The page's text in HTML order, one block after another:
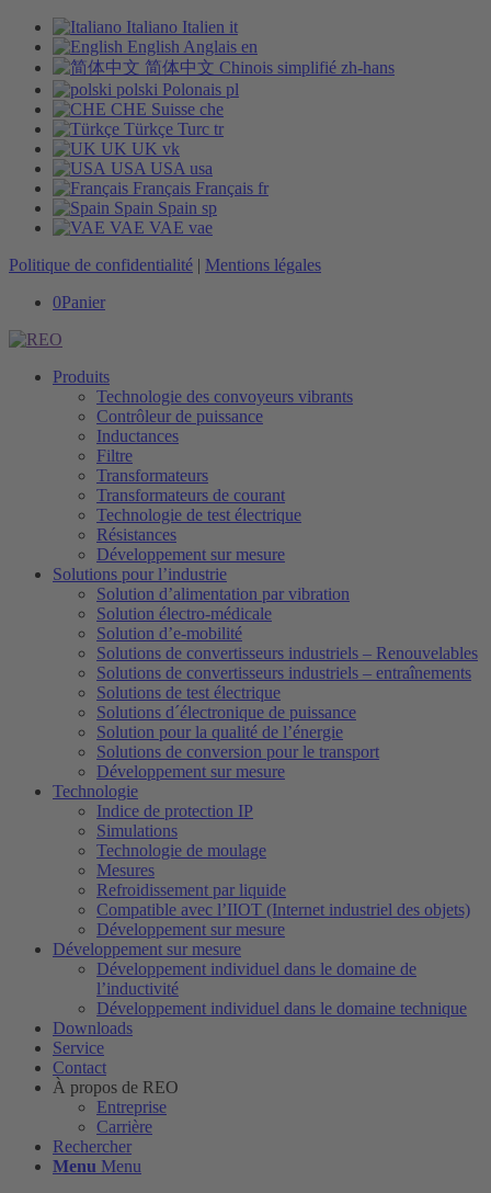
Italiano Italien it
English Anglais en
简体中文 Chinois simplifié zh-hans
polski Polonais pl
CHE Suisse che
Türkçe Turc tr
UK UK vk
USA USA usa
Français Français fr
Spain Spain sp
VAE VAE vae
Politique de confidentialité | Mentions légales
0Panier
Produits
Technologie des convoyeurs vibrants
Contrôleur de puissance
Inductances
Filtre
Transformateurs
Transformateurs de courant
Technologie de test électrique
Résistances
Développement sur mesure
Solutions pour l’industrie
Solution d’alimentation par vibration
Solution électro-médicale
Solution d’e-mobilité
Solutions de convertisseurs industriels – Renouvelables
Solutions de convertisseurs industriels – entraînements
Solutions de test électrique
Solutions d´électronique de puissance
Solution pour la qualité de l’énergie
Solutions de conversion pour le transport
Développement sur mesure
Technologie
Indice de protection IP
Simulations
Technologie de moulage
Mesures
Refroidissement par liquide
Compatible avec l’IIOT (Internet industriel des objets)
Développement sur mesure
Développement sur mesure
Développement individuel dans le domaine de
l’inductivité
Développement individuel dans le domaine technique
Downloads
Service
Contact
À propos de REO
Entreprise
Carrière
Rechercher
Menu Menu